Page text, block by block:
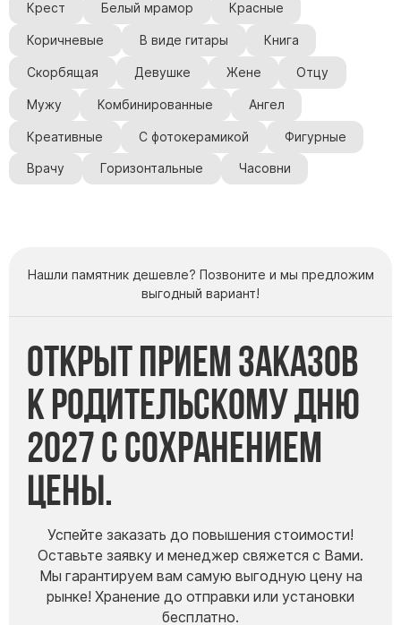
Крест Белый мрамор Красные
Коричневые В виде гитары Книга
Скорбящая Девушке Жене Отцу
Мужу Комбинированные Ангел
Креативные С фотокерамикой Фигурные
Врачу Горизонтальные Часовни
Нашли памятник дешевле? Позвоните и мы предложим
выгодный вариант!
Открыт прием заказов
к Родительскому дню
2027 с сохранением
цены.
Успейте заказать до повышения стоимости!
Оставьте заявку и менеджер свяжется с Вами.
Мы гарантируем вам самую выгодную цену на
рынке! Хранение до отправки или установки
бесплатно.